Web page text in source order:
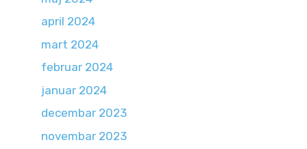
april 2024
mart 2024
februar 2024
januar 2024
decembar 2023
novembar 2023